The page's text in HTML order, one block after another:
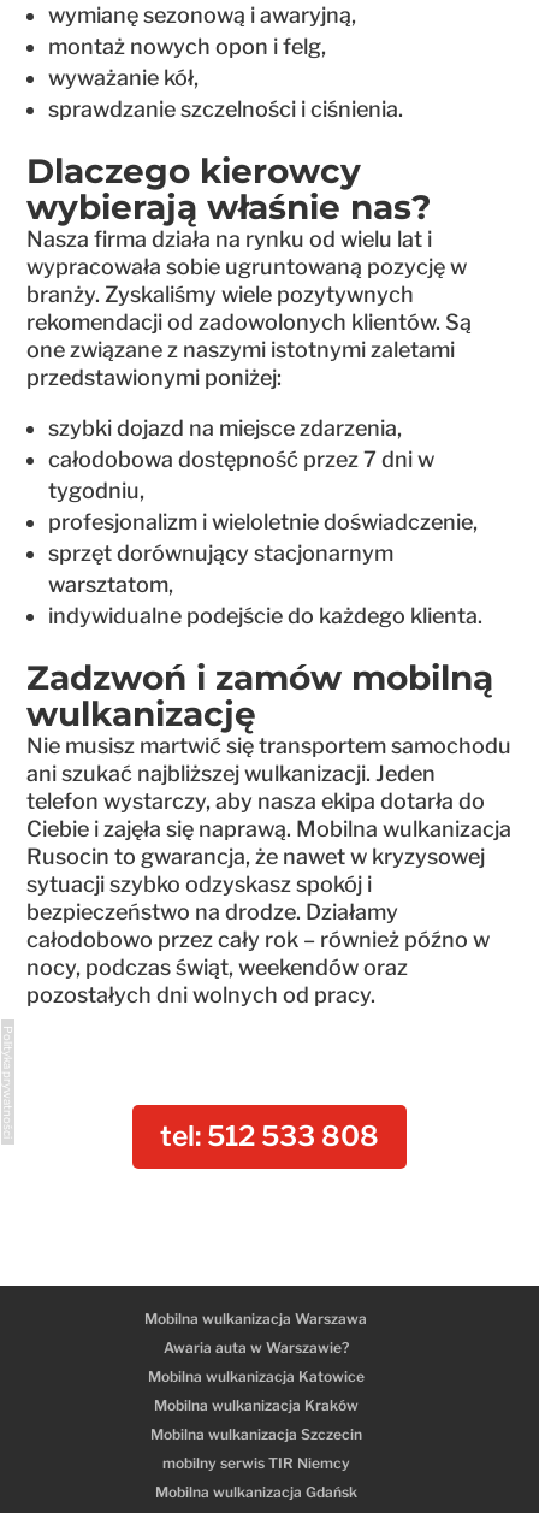
wymianę sezonową i awaryjną,
montaż nowych opon i felg,
wyważanie kół,
sprawdzanie szczelności i ciśnienia.
Dlaczego kierowcy
wybierają właśnie nas?
Nasza firma działa na rynku od wielu lat i
wypracowała sobie ugruntowaną pozycję w
branży. Zyskaliśmy wiele pozytywnych
rekomendacji od zadowolonych klientów. Są
one związane z naszymi istotnymi zaletami
przedstawionymi poniżej:
szybki dojazd na miejsce zdarzenia,
całodobowa dostępność przez 7 dni w
tygodniu,
profesjonalizm i wieloletnie doświadczenie,
sprzęt dorównujący stacjonarnym
warsztatom,
indywidualne podejście do każdego klienta.
Zadzwoń i zamów mobilną
wulkanizację
Nie musisz martwić się transportem samochodu
ani szukać najbliższej wulkanizacji. Jeden
telefon wystarczy, aby nasza ekipa dotarła do
Ciebie i zajęła się naprawą. Mobilna wulkanizacja
Rusocin to gwarancja, że nawet w kryzysowej
sytuacji szybko odzyskasz spokój i
bezpieczeństwo na drodze. Działamy
całodobowo przez cały rok – również późno w
nocy, podczas świąt, weekendów oraz
pozostałych dni wolnych od pracy.
tel: 512 533 808
Mobilna wulkanizacja Warszawa
Awaria auta w Warszawie?
Mobilna wulkanizacja Katowice
Mobilna wulkanizacja Kraków
Mobilna wulkanizacja Szczecin
mobilny serwis TIR Niemcy
Mobilna wulkanizacja Gdańsk
Polityka prywatności